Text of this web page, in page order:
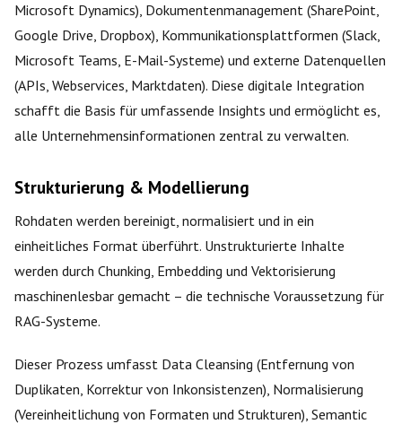
Microsoft Dynamics), Dokumentenmanagement (SharePoint,
Google Drive, Dropbox), Kommunikationsplattformen (Slack,
Microsoft Teams, E-Mail-Systeme) und externe Datenquellen
(APIs, Webservices, Marktdaten). Diese digitale Integration
schafft die Basis für umfassende Insights und ermöglicht es,
alle Unternehmensinformationen zentral zu verwalten.
Strukturierung & Modellierung
Rohdaten werden bereinigt, normalisiert und in ein
einheitliches Format überführt. Unstrukturierte Inhalte
werden durch Chunking, Embedding und Vektorisierung
maschinenlesbar gemacht – die technische Voraussetzung für
RAG-Systeme.
Dieser Prozess umfasst Data Cleansing (Entfernung von
Duplikaten, Korrektur von Inkonsistenzen), Normalisierung
(Vereinheitlichung von Formaten und Strukturen), Semantic